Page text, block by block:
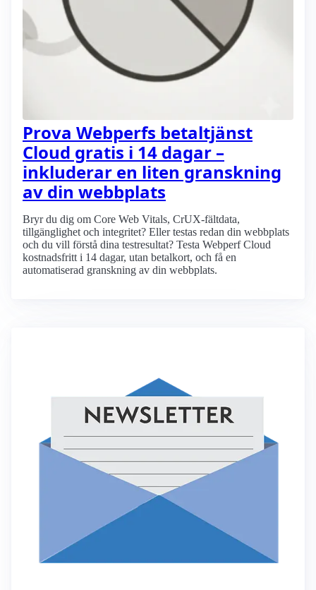
Prova Webperfs betaltjänst
Cloud gratis i 14 dagar –
inkluderar en liten granskning
av din webbplats
Bryr du dig om Core Web Vitals, CrUX-fältdata,
tillgänglighet och integritet? Eller testas redan din webbplats
och du vill förstå dina testresultat? Testa Webperf Cloud
kostnadsfritt i 14 dagar, utan betalkort, och få en
automatiserad granskning av din webbplats.